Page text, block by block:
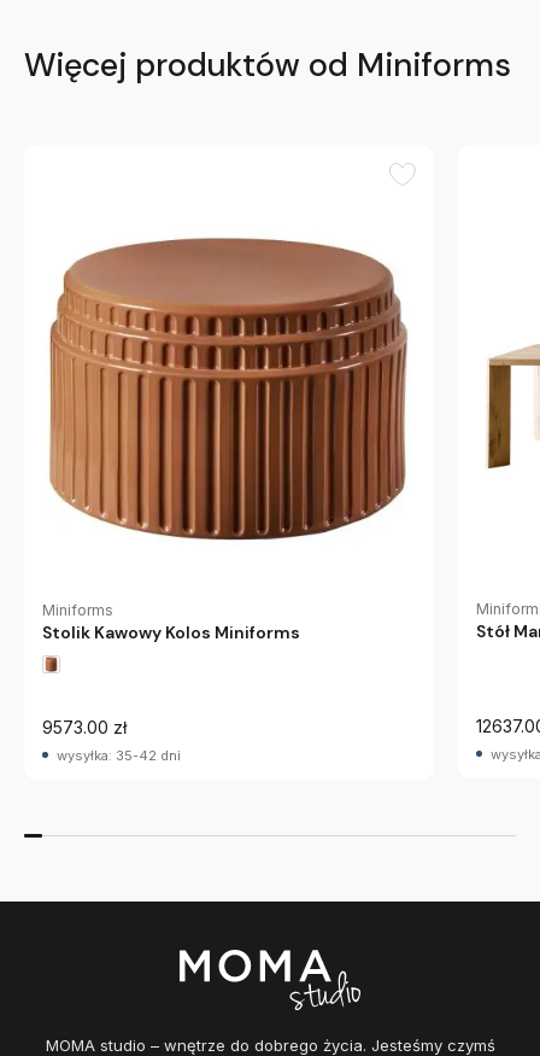
Więcej produktów od Miniforms
Miniforms
Stolik Kawowy Kolos Miniforms
9573.00 zł
wysyłka: 35-42 dni
Stół
MOMA studio – wnętrze do dobrego życia. Jesteśmy czymś